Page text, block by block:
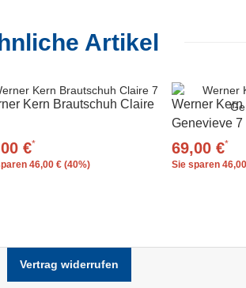
Artikel
Kern Brautschuh Claire
€*
46,00 € (40%)
Werner
Genevieve 7
69,00 €*
Sie sparen
Vertrag widerrufen